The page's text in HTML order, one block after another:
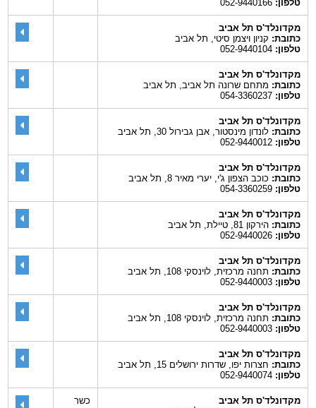
טלפון:052-9440166
מקדונלד'ס תל אביב
כתובת:קניון ויצמן סיטי, תל אביב
טלפון:052-9440104
מקדונלד'ס תל אביב
כתובת:מתחם שרונה תל אביב, תל אביב
טלפון:054-3360237
מקדונלד'ס תל אביב
כתובת:לונדון מינסטור, אבן גבירול 30, תל אביב
טלפון:052-9440012
מקדונלד'ס תל אביב
כתובת:כוכב הצפון ג'י, יערי מאיר 8, תל אביב
טלפון:054-3360259
מקדונלד'ס תל אביב
כתובת:הירקון 81, טיילת, תל אביב
טלפון:052-9440026
מקדונלד'ס תל אביב
כתובת:תחנה מרכזית, לוינסקי 108, תל אביב
טלפון:052-9440003
מקדונלד'ס תל אביב
כתובת:תחנה מרכזית, לוינסקי 108, תל אביב
טלפון:052-9440003
מקדונלד'ס תל אביב
כתובת:חצרות יפו, שדרות ירושלים 15, תל אביב
טלפון:052-9440074
מקדונלד'ס תל אביב
כשר